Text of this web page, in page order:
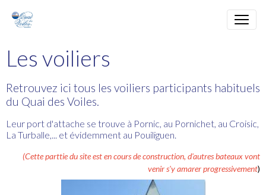
Les voiliers
Retrouvez ici tous les voiliers participants habituels
du Quai des Voiles.
Leur port d'attache se trouve à Pornic, au Pornichet, au Croisic,
La Turballe,... et évidemment au Pouiliguen.
(Cette parttie du site est en cours de construction, d'autres bateaux vont
venir s'y amarer progressivement)